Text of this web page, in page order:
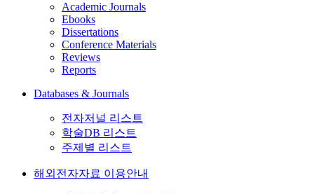
Academic Journals
Ebooks
Dissertations
Conference Materials
Reviews
Reports
Databases & Journals
전자저널 리스트
학술DB 리스트
주제별 리스트
해외전자자료 이용안내